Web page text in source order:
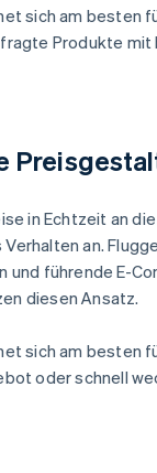
sich am besten
Produkte
in Echtzeit an
Verhalten an.
führende E-
diesen Ansatz.
sich am besten
oder schnell